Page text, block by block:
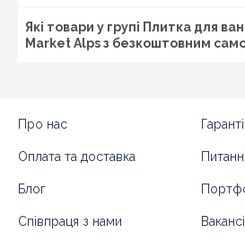
Які товари у групі Плитка для
Market Alps з безкоштовним
Про нас
Оплата та доставка
Блог
Співпраця з нами